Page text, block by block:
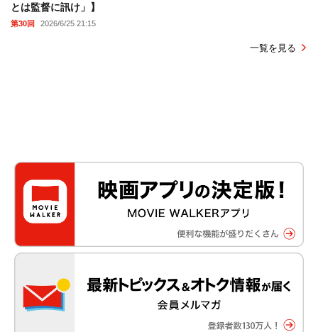
とは監督に訊け」】
第30回 2026/6/25 21:15
一覧を見る